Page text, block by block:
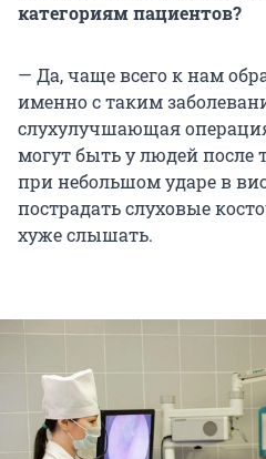
категориям пациентов?
— Да, чаще всего к нам
именно с таким
слухулучшающая
могут быть у людей
при небольшом ударе в
пострадать слуховые
хуже слышать.